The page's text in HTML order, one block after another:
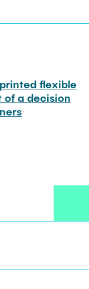
flexible
of a decision